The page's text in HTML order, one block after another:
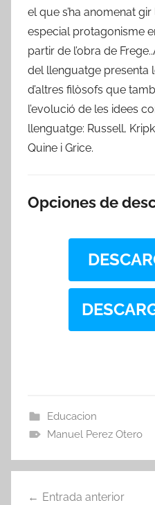
el que s’ha anomenat
especial protagonisme
partir de l’obra de
del llenguatge presenta
d’altres filòsofs que
l’evolució de les idees
llenguatge: Russell,
Quine i Grice.
Opciones de
Educacion
Manuel Perez Otero
Entrada anterior